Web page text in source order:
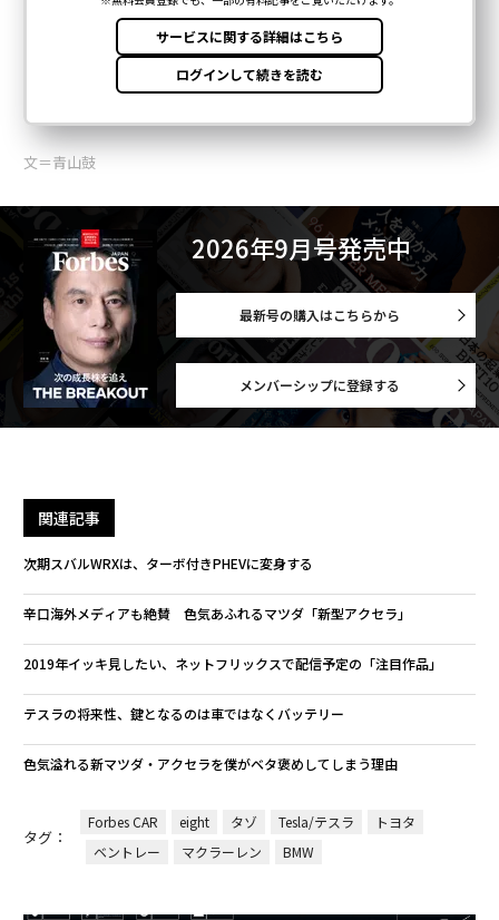
文＝青山鼓
2026年9月号発売中
最新号の購入はこちらから
メンバーシップに登録する
関連記事
次期スバルWRXは、ターボ付きPHEVに変身する
辛口海外メディアも絶賛 色気あふれるマツダ「新型アクセラ」
2019年イッキ見したい、ネットフリックスで配信予定の「注目作品」
テスラの将来性、鍵となるのは車ではなくバッテリー
色気溢れる新マツダ・アクセラを僕がベタ褒めしてしまう理由
タグ：
Forbes CAR eight タゾ Tesla/テスラ
トヨタ
ベントレー
マクラーレン BMW